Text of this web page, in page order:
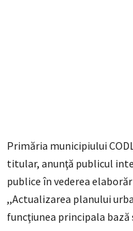
Primăria municipiului
titular, anunţă publicul
publice în vederea
,,Actualizarea planului
funcţiunea principala bază